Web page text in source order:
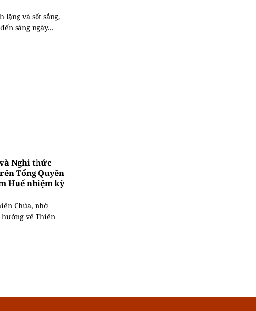
lặng và sốt sắng,
sáng ngày...
Nghi thức
Tổng Quyền
Huế nhiệm kỳ
Chúa, nhờ
hướng về Thiên